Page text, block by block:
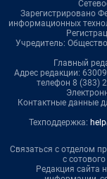
Зарегистрировано
информационных
Учредитель:
Главный
Адрес редакции:
телефон 8 (383)
Контактные данные
Техподдержка:
Связаться с отделом
с
Редакция сайта